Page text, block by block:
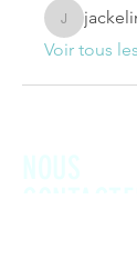
Voir tous